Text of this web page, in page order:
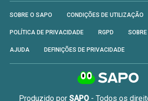
SOBRE O SAPO CONDIÇÕES DE UTILIZAÇÃO
POLÍTICA DE PRIVACIDADE RGPD
AJUDA DEFINIÇÕES DE PRIVACIDADE
Produzido por SAPO - Todos os